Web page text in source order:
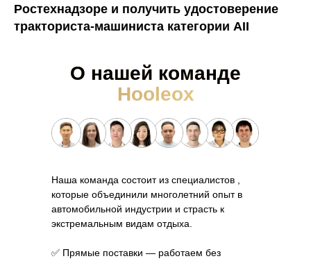
Ростехнадзоре и получить удостоверение
тракториста-машиниста категории AII
Наша команда состоит из специалистов ,
которые объединили многолетний опыт в
автомобильной индустрии и страсть к
экстремальным видам отдыха.
✅ Прямые поставки — работаем без
О нашей команде
Hooleox